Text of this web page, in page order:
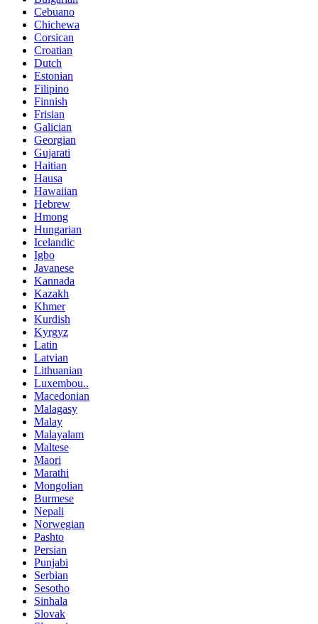
Cebuano
Chichewa
Corsican
Croatian
Dutch
Estonian
Filipino
Finnish
Frisian
Galician
Georgian
Gujarati
Haitian
Hausa
Hawaiian
Hebrew
Hmong
Hungarian
Icelandic
Igbo
Javanese
Kannada
Kazakh
Khmer
Kurdish
Kyrgyz
Latin
Latvian
Lithuanian
Luxembou..
Macedonian
Malagasy
Malay
Malayalam
Maltese
Maori
Marathi
Mongolian
Burmese
Nepali
Norwegian
Pashto
Persian
Punjabi
Serbian
Sesotho
Sinhala
Slovak